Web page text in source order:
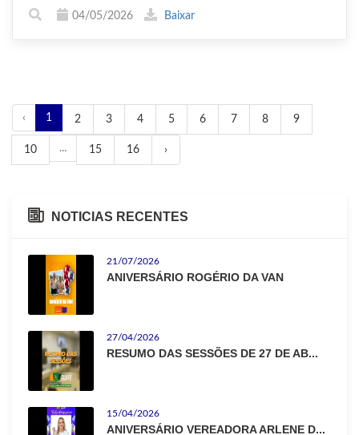
04/05/2026 Baixar
‹ 1 2 3 4 5 6 7 8 9
10 ... 15 16 ›
NOTICIAS RECENTES
21/07/2026
ANIVERSÁRIO ROGÉRIO DA VAN
27/04/2026
RESUMO DAS SESSÕES DE 27 DE AB...
15/04/2026
ANIVERSÁRIO VEREADORA ARLENE D...